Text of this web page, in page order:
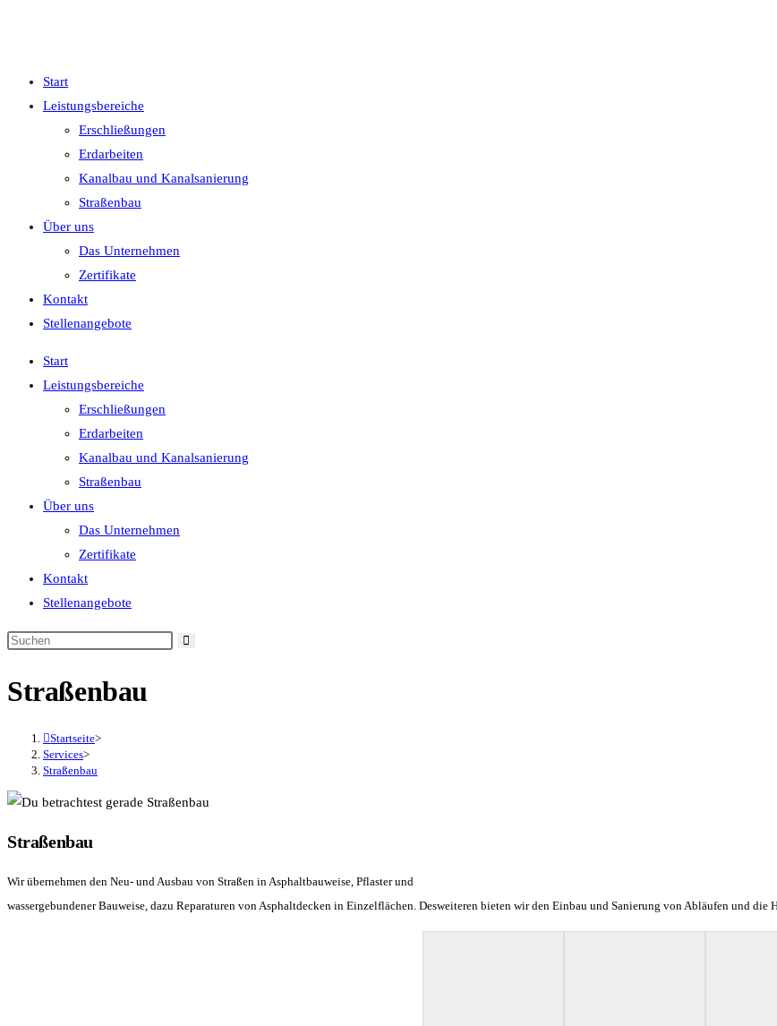
Start
Leistungsbereiche
Erschließungen
Erdarbeiten
Kanalbau und Kanalsanierung
Straßenbau
Über uns
Das Unternehmen
Zertifikate
Kontakt
Stellenangebote
Start
Leistungsbereiche
Erschließungen
Erdarbeiten
Kanalbau und Kanalsanierung
Straßenbau
Über uns
Das Unternehmen
Zertifikate
Kontakt
Stellenangebote
Straßenbau
Startseite>
Services>
Straßenbau
Straßenbau
Wir übernehmen den Neu- und Ausbau von Straßen in Asphaltbauweise, Pflaster und
wassergebundener Bauweise, dazu Reparaturen von Asphaltdecken in Einzelflächen. Desweiteren bieten wir den Einbau und Sanierung von Abläufen und die